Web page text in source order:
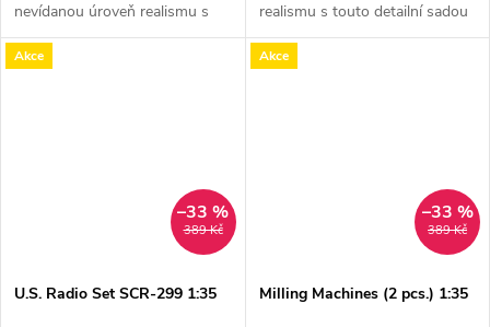
nevídanou úroveň realismu s
touto sadou od Miniartu. Balení
obsahuje širokou škálu detailně
realismu s touto detailní sadou
německé munice. Balení od
firmy Miniart v měřítku 1:35
Akce
389 Kč
–33 %
U.S. Radio Set SCR-299 1:35
Akce
389 Kč
–33 %
Milling Machines (2 pcs.) 1:35